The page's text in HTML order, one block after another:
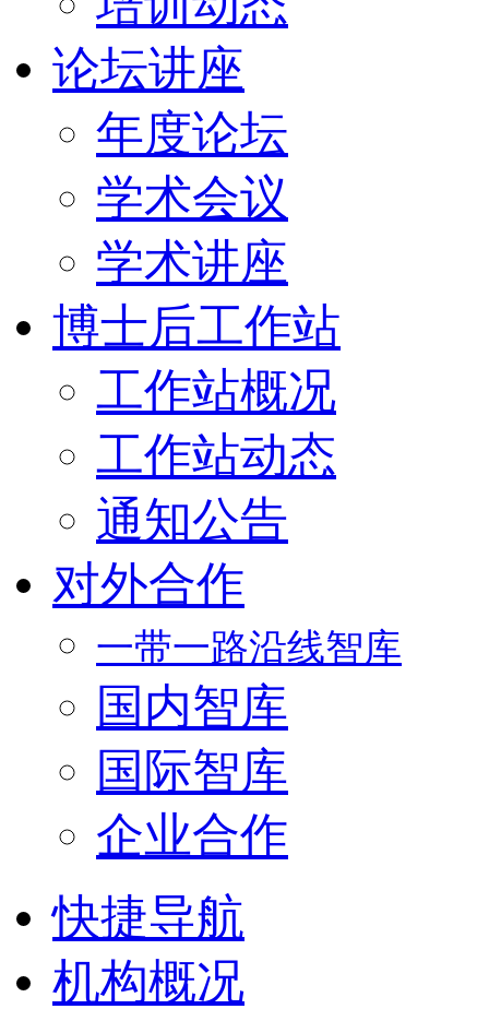
论坛讲座
年度论坛
学术会议
学术讲座
博士后工作站
工作站概况
工作站动态
通知公告
对外合作
一带一路沿线智库
国内智库
国际智库
企业合作
快捷导航
机构概况